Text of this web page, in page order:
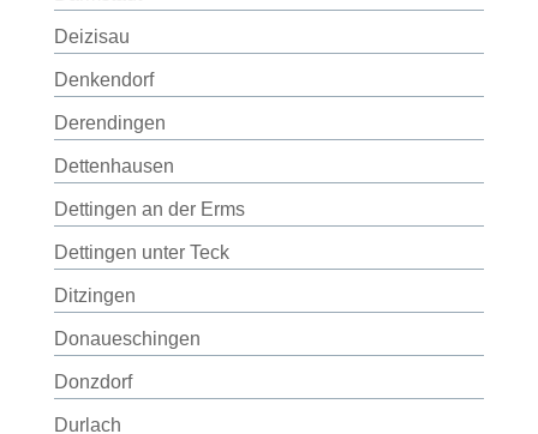
Deizisau
Denkendorf
Derendingen
Dettenhausen
Dettingen an der Erms
Dettingen unter Teck
Ditzingen
Donaueschingen
Donzdorf
Durlach